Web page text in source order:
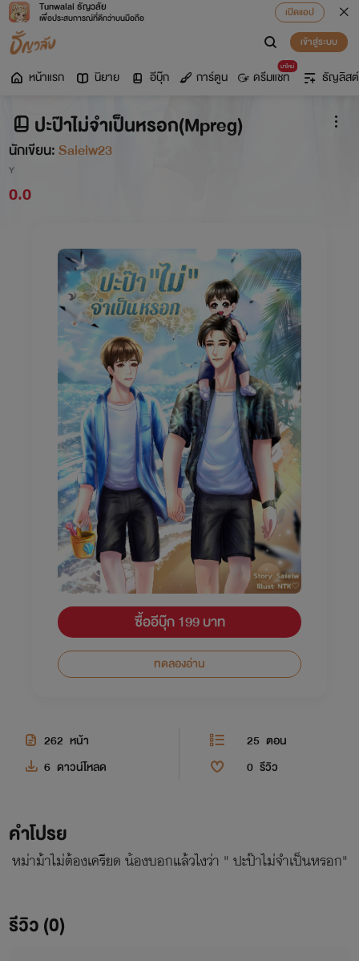
Tunwalai ธัญวลัย
เพื่อประสบการณ์ที่ดีกว่าบนมือถือ
เปิดแอป
เข้าสู่ระบบ
หน้าแรก นิยาย อีบุ๊ก การ์ตูน
มาใหม่
ดรีมแชท ธัญลิสต์
ปะป๊าไม่จำเป็นหรอก(Mpreg)
นักเขียน:Saieiw23
Y
0.0
ซื้ออีบุ๊ก 199 บาท
ทดลองอ่าน
262 หน้า 25 ตอน
6 ดาวน์โหลด 0 รีวิว
คำโปรย
หม่าม้าไม่ต้องเครียด น้องบอกแล้วไงว่า " ปะป๊าไม่จำเป็นหรอก"
รีวิว (0)